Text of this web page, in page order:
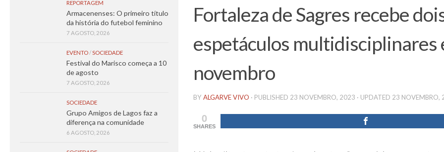
Fortaleza de Sagres recebe
espetáculos multidisciplinares
novembro
BY ALGARVE VIVO · PUBLISHED 23 NOVEMBRO, 2023 · UPDATED 23 NOVEMBRO,
0
SHARES
REPORTAGEM
Armacenenses: O primeiro título
da história do futebol feminino
7 AGOSTO, 2026
EVENTO/SOCIEDADE
Festival do Marisco começa a 10
de agosto
7 AGOSTO, 2026
SOCIEDADE
Grupo Amigos de Lagos faz a
diferença na comunidade
6 AGOSTO, 2026